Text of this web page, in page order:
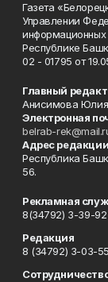
Газета
Управлении
Республике
02 - 01795 от
Главный
Анисимова
Электронная
belrab-
Адрес
Республика
56.
Рекламная
8(34792) 3-39-92
Редакция
8 (34792) 3-03-55